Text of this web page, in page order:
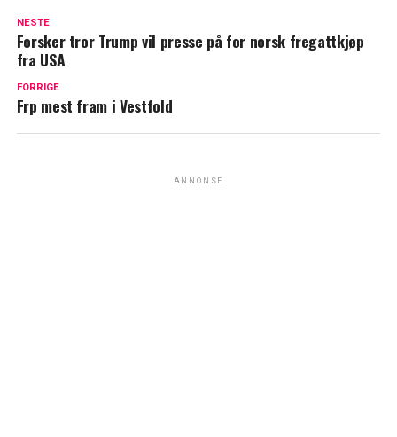
NESTE
Forsker tror Trump vil presse på for norsk fregattkjøp
fra USA
FORRIGE
Frp mest fram i Vestfold
ANNONSE